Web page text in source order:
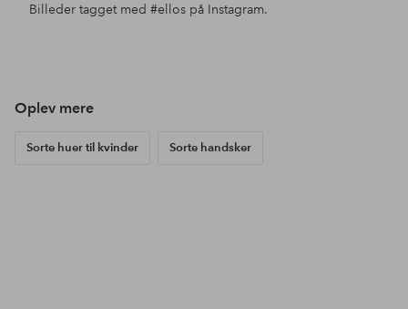
Billeder tagget med #ellos på Instagram.
Oplev mere
Sorte huer til kvinder Sorte handsker